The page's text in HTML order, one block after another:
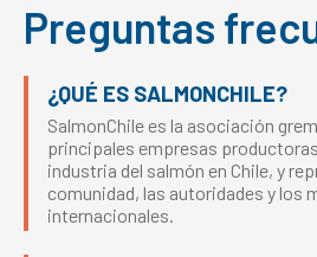
Preguntas
¿QUÉ ES SALMONCHILE?
SalmonChile es la asociación
principales empresas
industria del salmón en Chile, y
comunidad, las autoridades y los
internacionales.